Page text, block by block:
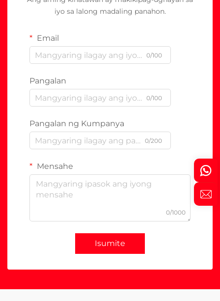
iyo sa lalong madaling panahon.
Email
0/100
Pangalan
0/100
Pangalan ng Kumpanya
0/200
Mensahe
0/1000
Isumite